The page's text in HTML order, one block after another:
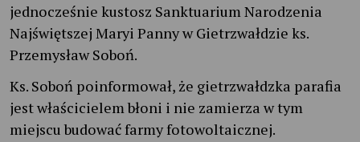
jednocześnie kustosz Sanktuarium Narodzenia
Najświętszej Maryi Panny w Gietrzwałdzie ks.
Przemysław Soboń.
Ks. Soboń poinformował, że gietrzwałdzka parafia
jest właścicielem błoni i nie zamierza w tym
miejscu budować farmy fotowoltaicznej.